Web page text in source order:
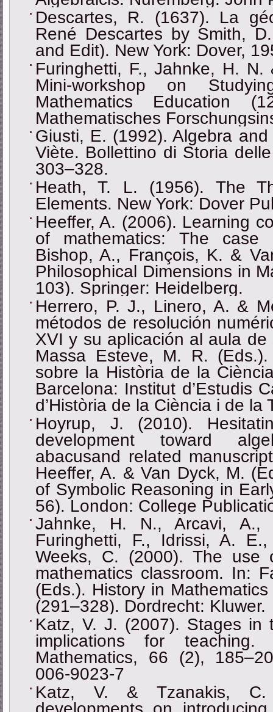
Descartes, R. (1637). La
René Descartes by Smith,
and Edit). New York: Dover,
Furinghetti, F., Jahnke, H.
Mini-workshop on
Mathematics Education
Mathematisches
Giusti, E. (1992). Algebra
Viète. Bollettino di Storia
303‒328.
Heath, T. L. (1956). The
Elements. New York: Dover
Heeffer, A. (2006). Learning
of mathematics: The
Bishop, A., François, K. &
Philosophical Dimensions in
103). Springer: Heidelberg.
Herrero, P. J., Linero, A. &
métodos de resolución
XVI y su aplicación al aula
Massa Esteve, M. R.
sobre la Història de la
Barcelona: Institut d’Estudis
d’Història de la Ciència i de la
Hoyrup, J. (2010).
development toward
abacusand related
Heeffer, A. & Van Dyck, M.
of Symbolic Reasoning in
56). London: College
Jahnke, H. N., Arcavi, A.,
Furinghetti, F., Idrissi, A.
Weeks, C. (2000). The use
mathematics classroom. In:
(Eds.). History in
(291–328). Dordrecht: Kluwer.
Katz, V. J. (2007). Stages in
implications for
Mathematics, 66 (2),
006-9023-7
Katz, V. & Tzanakis, C.